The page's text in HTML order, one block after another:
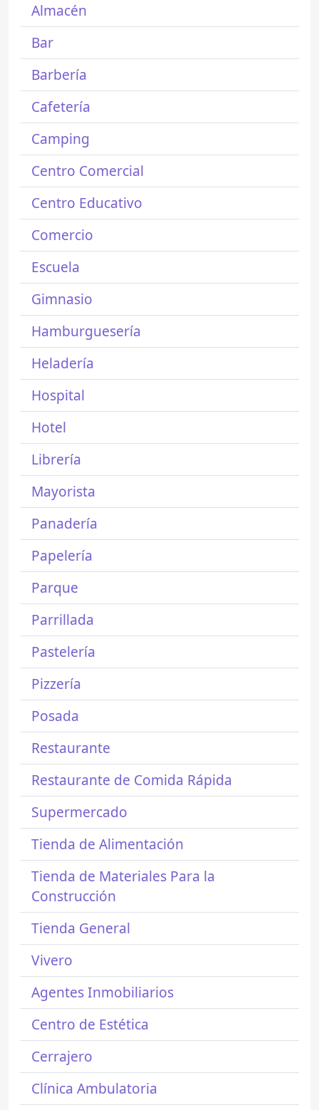
Almacén
Bar
Barbería
Cafetería
Camping
Centro Comercial
Centro Educativo
Comercio
Escuela
Gimnasio
Hamburguesería
Heladería
Hospital
Hotel
Librería
Mayorista
Panadería
Papelería
Parque
Parrillada
Pastelería
Pizzería
Posada
Restaurante
Restaurante de Comida Rápida
Supermercado
Tienda de Alimentación
Tienda de Materiales Para la
Construcción
Tienda General
Vivero
Agentes Inmobiliarios
Centro de Estética
Cerrajero
Clínica Ambulatoria